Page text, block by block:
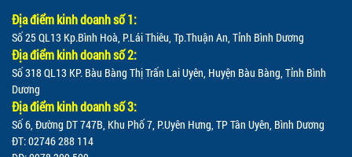
Địa điểm kinh doanh số 1:
Số 25 QL13 Kp.Bình Hoà, P.Lái Thiêu, Tp.Thuận An, Tỉnh Bình Dương
Địa điểm kinh doanh số 2:
Số 318 QL13 KP. Bàu Bàng Thị Trấn Lai Uyên, Huyện Bàu Bàng, Tỉnh Bình
Dương
Địa điểm kinh doanh số 3:
Số 6, Đường DT 747B, Khu Phố 7, P.Uyên Hưng, TP Tân Uyên, Bình Dương
ĐT: 02746 288 114